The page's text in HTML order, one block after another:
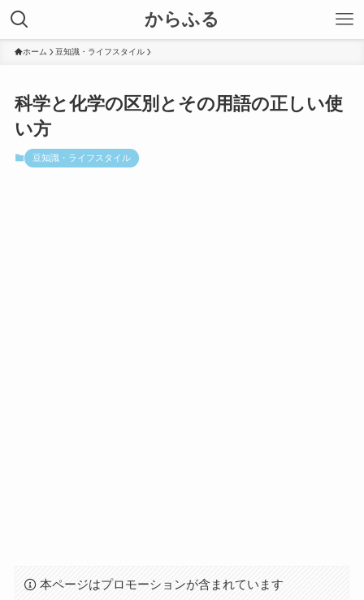
からふる
ホーム 豆知識・ライフスタイル
科学と化学の区別とその用語の正しい使
い方
豆知識・ライフスタイル
本ページはプロモーションが含まれています